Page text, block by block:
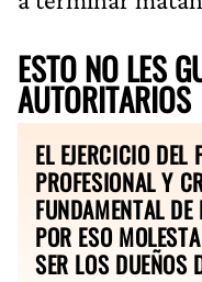
ESTO NO LES
AUTORITARIOS
EL EJERCICIO DEL
PROFESIONAL Y
FUNDAMENTAL
POR ESO
SER LOS DUEÑOS